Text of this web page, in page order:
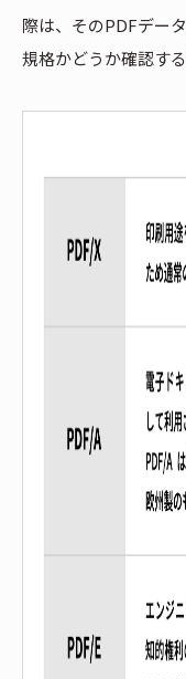
際は、そのPDFデー
規格かどうか確認す